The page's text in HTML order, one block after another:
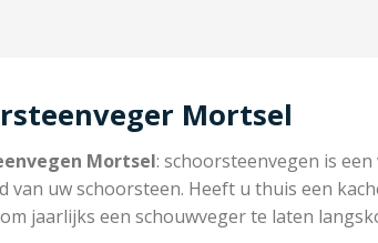
Mortsel
Mortsel: schoorsteenvegen is
van uw schoorsteen. Heeft u thuis een
jaarlijks een schouwveger te laten